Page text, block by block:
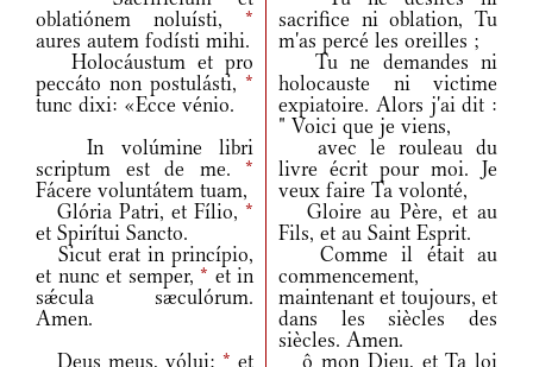
oblatiónem noluísti, *
aures autem fodísti mihi.
sacrifice ni oblation, Tu
m'as percé les oreilles ;
Holocáustum et pro
peccáto non postulásti, *
tunc dixi: «Ecce vénio.
Tu ne demandes ni
holocauste ni victime
expiatoire. Alors j'ai dit :
" Voici que je viens,
In volúmine libri
scriptum est de me. *
Fácere voluntátem tuam,
avec le rouleau du
livre écrit pour moi. Je
veux faire Ta volonté,
Glória Patri, et Fílio, *
et Spirítui Sancto.
Gloire au Père, et au
Fils, et au Saint Esprit.
Sicut erat in princípio,
et nunc et semper, * et in
sǽcula sæculórum.
Amen.
Comme il était au
commencement,
maintenant et toujours, et
dans les siècles des
siècles. Amen.
Deus meus, vólui; * et
ô mon Dieu, et Ta loi